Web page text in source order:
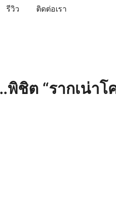
รีวิว ติดต่อเรา
ชิต “รากเน่าโ